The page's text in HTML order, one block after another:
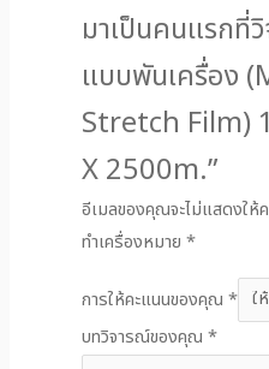
มาเป็นคนแรกที่
แบบพันเครื่อง
Stretch Film)
X 2500m.”
อีเมลของคุณจะไม่แสดงให้
ทำเครื่องหมาย*
การให้คะแนนของคุณ*
บทวิจารณ์ของคุณ*